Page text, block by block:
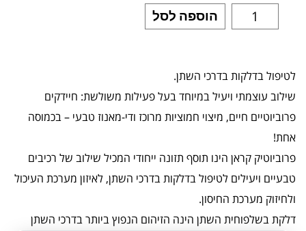
הוספה לסל
לטיפול בדלקות בדרכי השתן.
שילוב עוצמתי ויעיל במיוחד בעל פעילות משולשת: חיידקים
פרוביוטיים חיים, מיצוי חמוציות מרוכז ודי-מאנוז טבעי – בכמוסה
אחת!
פרוביוטיק קראן הינו תוסף תזונה ייחודי המכיל שילוב של רכיבים
טבעיים ויעילים לטיפול בדלקות בדרכי השתן, לאיזון מערכת העיכול
ולחיזוק מערכת החיסון.
דלקת בשלפוחית השתן הינה הזיהום הנפוץ ביותר בדרכי השתן